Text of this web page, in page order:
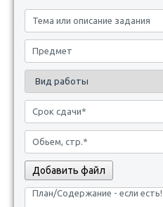
Добавить файл